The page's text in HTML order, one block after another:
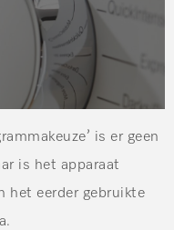
is er geen
is het apparaat
het eerder gebruikte